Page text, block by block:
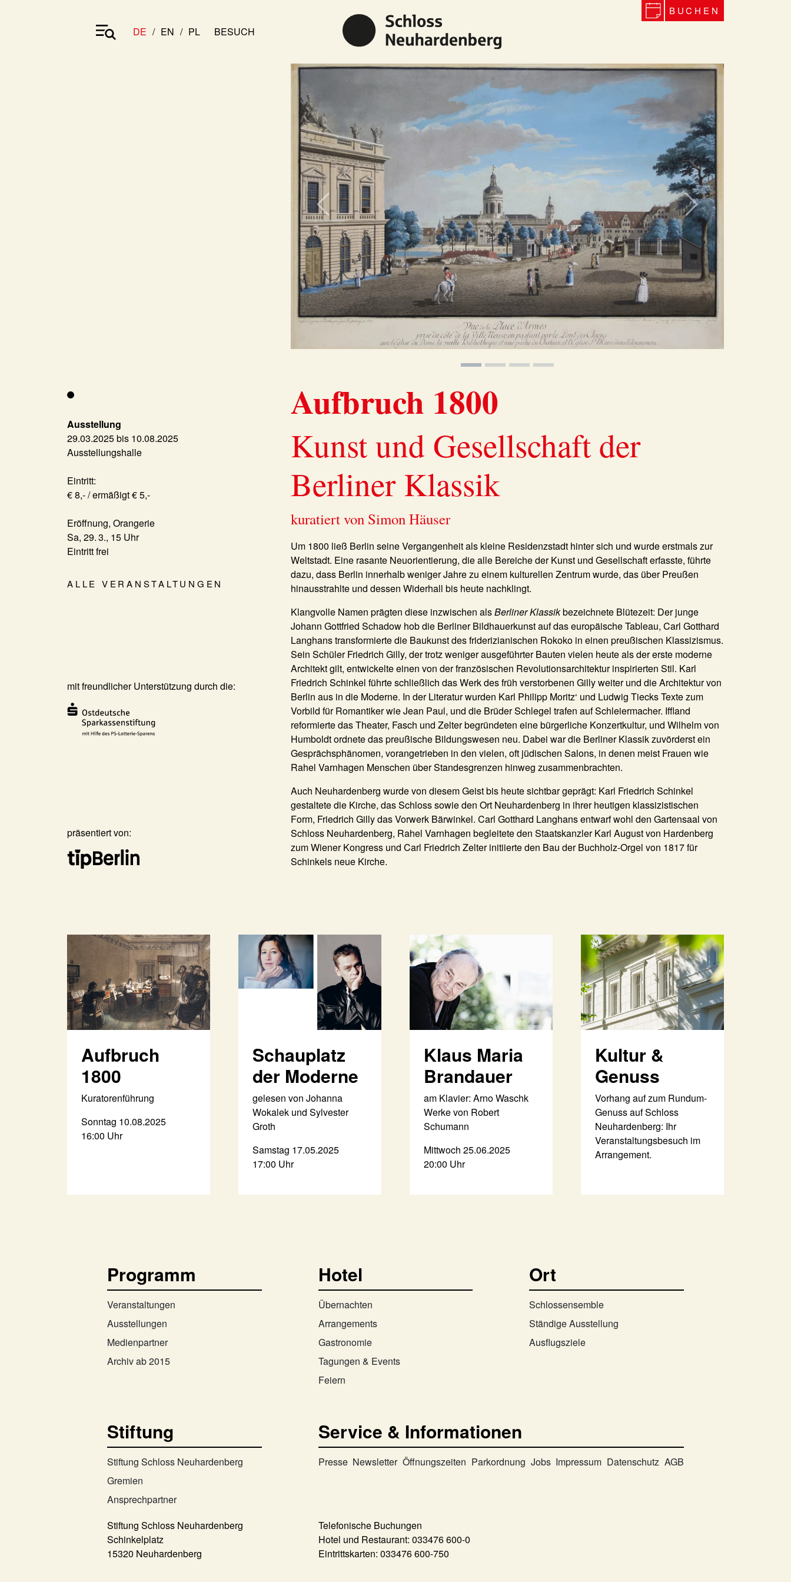
DE EN PL BESUCH
BUCHEN
Previous Next
Ausstellung
29.03.2025 bis 10.08.2025
Ausstellungshalle
Eintritt:
€ 8,- / ermäßigt € 5,-
Eröffnung, Orangerie
Sa, 29. 3., 15 Uhr
Eintritt frei
ALLE VERANSTALTUNGEN
mit freundlicher Unterstützung durch die:
präsentiert von:
Aufbruch 1800
Kunst und Gesellschaft der
Berliner Klassik
kuratiert von Simon Häuser
Um 1800 ließ Berlin seine Vergangenheit als kleine Residenzstadt hinter sich und wurde erstmals zur
Weltstadt. Eine rasante Neuorientierung, die alle Bereiche der Kunst und Gesellschaft erfasste, führte
dazu, dass Berlin innerhalb weniger Jahre zu einem kulturellen Zentrum wurde, das über Preußen
hinausstrahlte und dessen Widerhall bis heute nachklingt.
Klangvolle Namen prägten diese inzwischen alsBerliner Klassikbezeichnete Blütezeit: Der junge
Johann Gottfried Schadow hob die Berliner Bildhauerkunst auf das europäische Tableau, Carl Gotthard
Langhans transformierte die Baukunst des friderizianischen Rokoko in einen preußischen Klassizismus.
Sein Schüler Friedrich Gilly, der trotz weniger ausgeführter Bauten vielen heute als der erste moderne
Architekt gilt, entwickelte einen von der französischen Revolutionsarchitektur inspirierten Stil. Karl
Friedrich Schinkel führte schließlich das Werk des früh verstorbenen Gilly weiter und die Architektur von
Berlin aus in die Moderne. In der Literatur wurden Karl Philipp Moritz‘ und Ludwig Tiecks Texte zum
Vorbild für Romantiker wie Jean Paul, und die Brüder Schlegel trafen auf Schleiermacher. Iffland
reformierte das Theater, Fasch und Zelter begründeten eine bürgerliche Konzertkultur, und Wilhelm von
Humboldt ordnete das preußische Bildungswesen neu. Dabei war die Berliner Klassik zuvörderst ein
Gesprächsphänomen, vorangetrieben in den vielen, oft jüdischen Salons, in denen meist Frauen wie
Rahel Varnhagen Menschen über Standesgrenzen hinweg zusammenbrachten.
Auch Neuhardenberg wurde von diesem Geist bis heute sichtbar geprägt: Karl Friedrich Schinkel
gestaltete die Kirche, das Schloss sowie den Ort Neuhardenberg in ihrer heutigen klassizistischen
Form, Friedrich Gilly das Vorwerk Bärwinkel. Carl Gotthard Langhans entwarf wohl den Gartensaal von
Schloss Neuhardenberg, Rahel Varnhagen begleitete den Staatskanzler Karl August von Hardenberg
zum Wiener Kongress und Carl Friedrich Zelter initiierte den Bau der Buchholz-Orgel von 1817 für
Schinkels neue Kirche.
Aufbruch
1800
Kuratorenführung
Sonntag 10.08.2025
16:00 Uhr
Schauplatz
der Moderne
gelesen von Johanna
Wokalek und Sylvester
Groth
Samstag 17.05.2025
17:00 Uhr
Klaus Maria
Brandauer
am Klavier: Arno Waschk
Werke von Robert
Schumann
Mittwoch 25.06.2025
20:00 Uhr
Kultur &
Genuss
Vorhang auf zum Rundum-
Genuss auf Schloss
Neuhardenberg: Ihr
Veranstaltungsbesuch im
Arrangement.
Programm
Veranstaltungen
Ausstellungen
Medienpartner
Archiv ab 2015
Hotel
Übernachten
Arrangements
Gastronomie
Tagungen & Events
Feiern
Ort
Schlossensemble
Ständige Ausstellung
Ausflugsziele
Stiftung
Stiftung Schloss Neuhardenberg
Gremien
Ansprechpartner
Service & Informationen
Presse Newsletter Öffnungszeiten Parkordnung Jobs Impressum Datenschutz AGB
Stiftung Schloss Neuhardenberg
Schinkelplatz
15320 Neuhardenberg
Telefonische Buchungen
Hotel und Restaurant: 033476 600-0
Eintrittskarten: 033476 600-750